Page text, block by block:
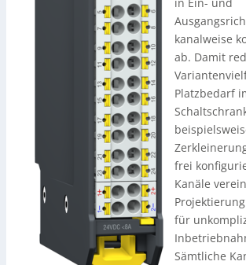
kanalweise
ab. Damit
Platzbedarf
frei
Kanäle
für
Sämtliche